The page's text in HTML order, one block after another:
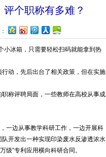
个职称有多难？
小冰箱，只需要轻松扫码就能拿到热
动，先后出台了相关政策，但在实施
称评聘局面，一些教师在高校从事成
一边从事教学科研工作，一边开展科
开发出一种实现印染废水反渗透浓水
级”专利应用横向科研合同。